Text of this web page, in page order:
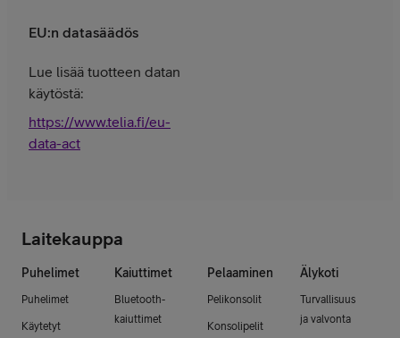
EU:n datasäädös
Lue lisää tuotteen datan
käytöstä:
https://www.telia.fi/eu-
data-act
Laitekauppa
Puhelimet
Puhelimet
Käytetyt
Kaiuttimet
Bluetooth-
kaiuttimet
Pelaaminen
Pelikonsolit
Konsolipelit
Älykoti
Turvallisuus
ja valvonta